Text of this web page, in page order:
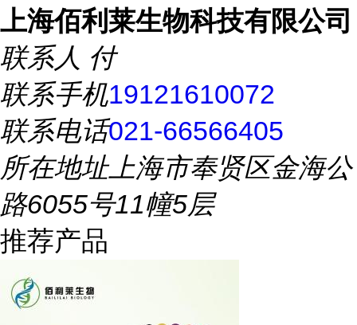
上海佰利莱生物科技有限公司
联系人 付
联系手机19121610072
联系电话021-66566405
所在地址上海市奉贤区金海公
路6055号11幢5层
推荐产品